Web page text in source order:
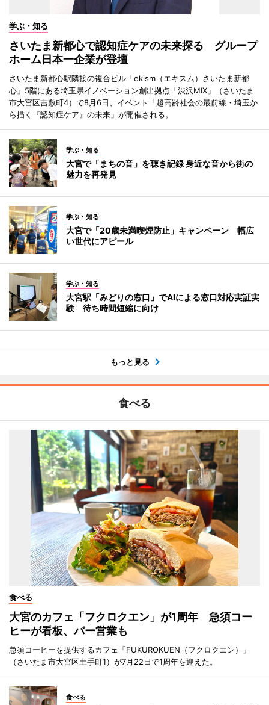
学ぶ・知る
さいたま新都心で認知症ケアの未来探る グループ
ホーム日本一企業が登壇
さいたま新都心駅隣接の複合ビル「ekism（エキスム）さいたま新都
心」5階にある埼玉県イノベーション創出拠点「渋沢MIX」（さいたま
市大宮区吉敷町4）で8月6日、イベント「超高齢社会の最前線・埼玉か
ら描く『認知症ケア』の未来」が開催される。
学ぶ・知る
大宮で「まちの音」を聴き記録 身近な音から街の
魅力を再発見
学ぶ・知る
大宮で「20歳未満喫煙防止」キャンペーン 幅広
い世代にアピール
学ぶ・知る
大宮駅「みどりの窓口」でAIによる窓口対応実証実
験 待ち時間短縮に向け
もっと見る
食べる
食べる
大宮のカフェ「フクロクエン」が1周年 急須コー
ヒーが看板、バー営業も
急須コーヒーを提供するカフェ「FUKUROKUEN（フクロクエン）」
（さいたま市大宮区土手町1）が7月22日で1周年を迎えた。
食べる